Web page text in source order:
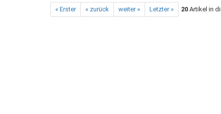
« Erster « zurück weiter » Letzter » 20 Artikel in